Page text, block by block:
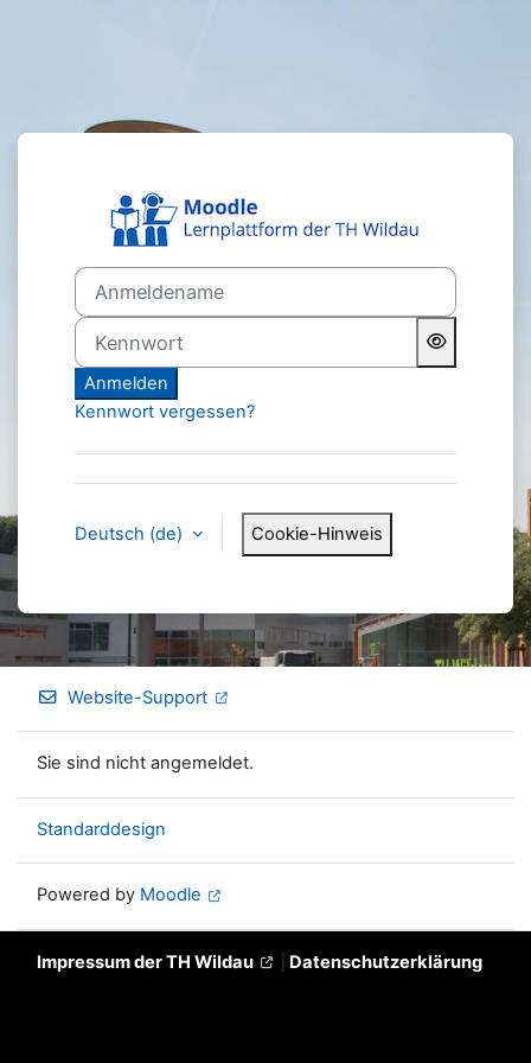
Anmelden bei
Anmeldename
Kennwort
Anmelden
Kennwort vergessen?
Deutsch ‎(de)‎ Cookie-Hinweis
Website-Support
Sie sind nicht angemeldet.
Standarddesign
Powered by Moodle
Impressum der TH Wildau Datenschutzerklärung